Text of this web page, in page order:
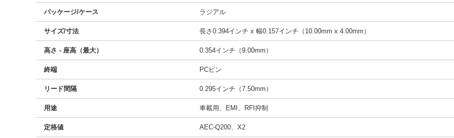
パッケージ/ケース ラジアル
サイズ/寸法 長さ0.394インチ x 幅0.157インチ（10.00mm x 4.00mm）
高さ - 座高（最大） 0.354インチ（9.00mm）
終端 PCピン
リード間隔 0.295インチ（7.50mm）
用途 車載用、EMI、RFI抑制
定格値 AEC-Q200、X2